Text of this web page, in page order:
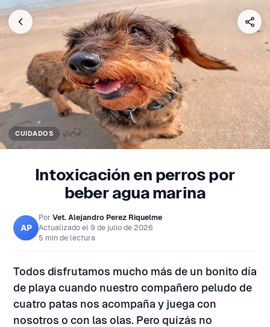
CUIDADOS
Intoxicación en perros por
beber agua marina
AP
Por Vet. Alejandro Perez Riquelme
Actualizado el 9 de julio de 2026
5 min de lectura
Todos disfrutamos mucho más de un bonito día
de playa cuando nuestro compañero peludo de
cuatro patas nos acompaña y juega con
nosotros o con las olas. Pero quizás no